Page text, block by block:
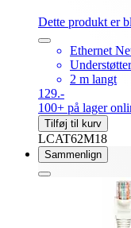
Dette produkt er
Ethernet
2 m langt
129.-
100+ på lager
Tilføj til kurv
LCAT62M18
Sammenlign